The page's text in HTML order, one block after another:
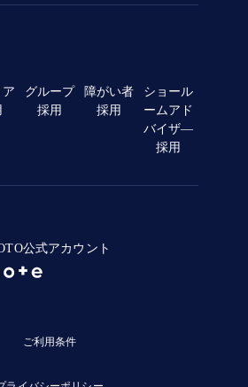
ア
グループ
採用
障がい者
採用
ショール
ームアド
バイザ―
採用
公式アカウント
ご利用条件